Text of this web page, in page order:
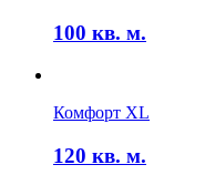
100 кв. м.
Комфорт XL
120 кв. м.